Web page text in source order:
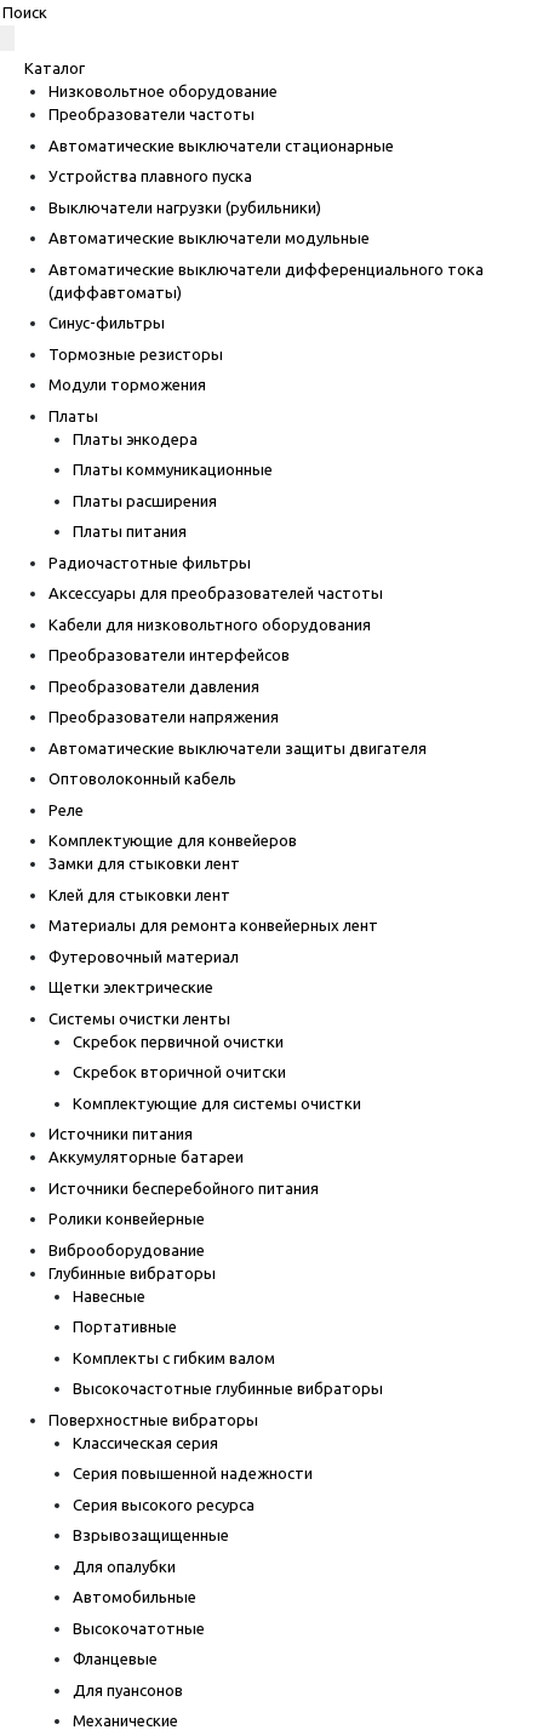
Каталог
Низковольтное оборудование
Преобразователи частоты
Автоматические выключатели стационарные
Устройства плавного пуска
Выключатели нагрузки (рубильники)
Автоматические выключатели модульные
Автоматические выключатели дифференциального тока
(диффавтоматы)
Синус-фильтры
Тормозные резисторы
Модули торможения
Платы
Платы энкодера
Платы коммуникационные
Платы расширения
Платы питания
Радиочастотные фильтры
Аксессуары для преобразователей частоты
Кабели для низковольтного оборудования
Преобразователи интерфейсов
Преобразователи давления
Преобразователи напряжения
Автоматические выключатели защиты двигателя
Оптоволоконный кабель
Реле
Комплектующие для конвейеров
Замки для стыковки лент
Клей для стыковки лент
Материалы для ремонта конвейерных лент
Футеровочный материал
Щетки электрические
Системы очистки ленты
Скребок первичной очистки
Скребок вторичной очитски
Комплектующие для системы очистки
Источники питания
Аккумуляторные батареи
Источники бесперебойного питания
Ролики конвейерные
Виброоборудование
Глубинные вибраторы
Навесные
Портативные
Комплекты с гибким валом
Высокочастотные глубинные вибраторы
Поверхностные вибраторы
Классическая серия
Серия повышенной надежности
Серия высокого ресурса
Взрывозащищенные
Для опалубки
Автомобильные
Высокочатотные
Фланцевые
Для пуансонов
Механические